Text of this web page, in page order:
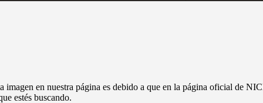
imagen en nuestra página es debido a que en la página oficial de
estés buscando.